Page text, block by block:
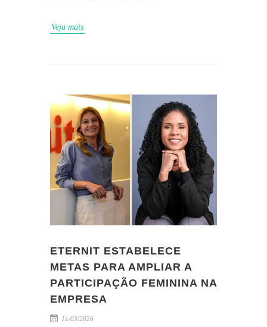
Veja mais
ETERNIT ESTABELECE
METAS PARA AMPLIAR A
PARTICIPAÇÃO FEMININA NA
EMPRESA
11/03/2026